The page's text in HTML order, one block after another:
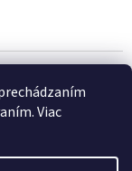
Viac
1. januára